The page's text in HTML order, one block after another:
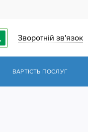
Зворотній зв'язок
ВАРТІСТЬ ПОСЛУГ